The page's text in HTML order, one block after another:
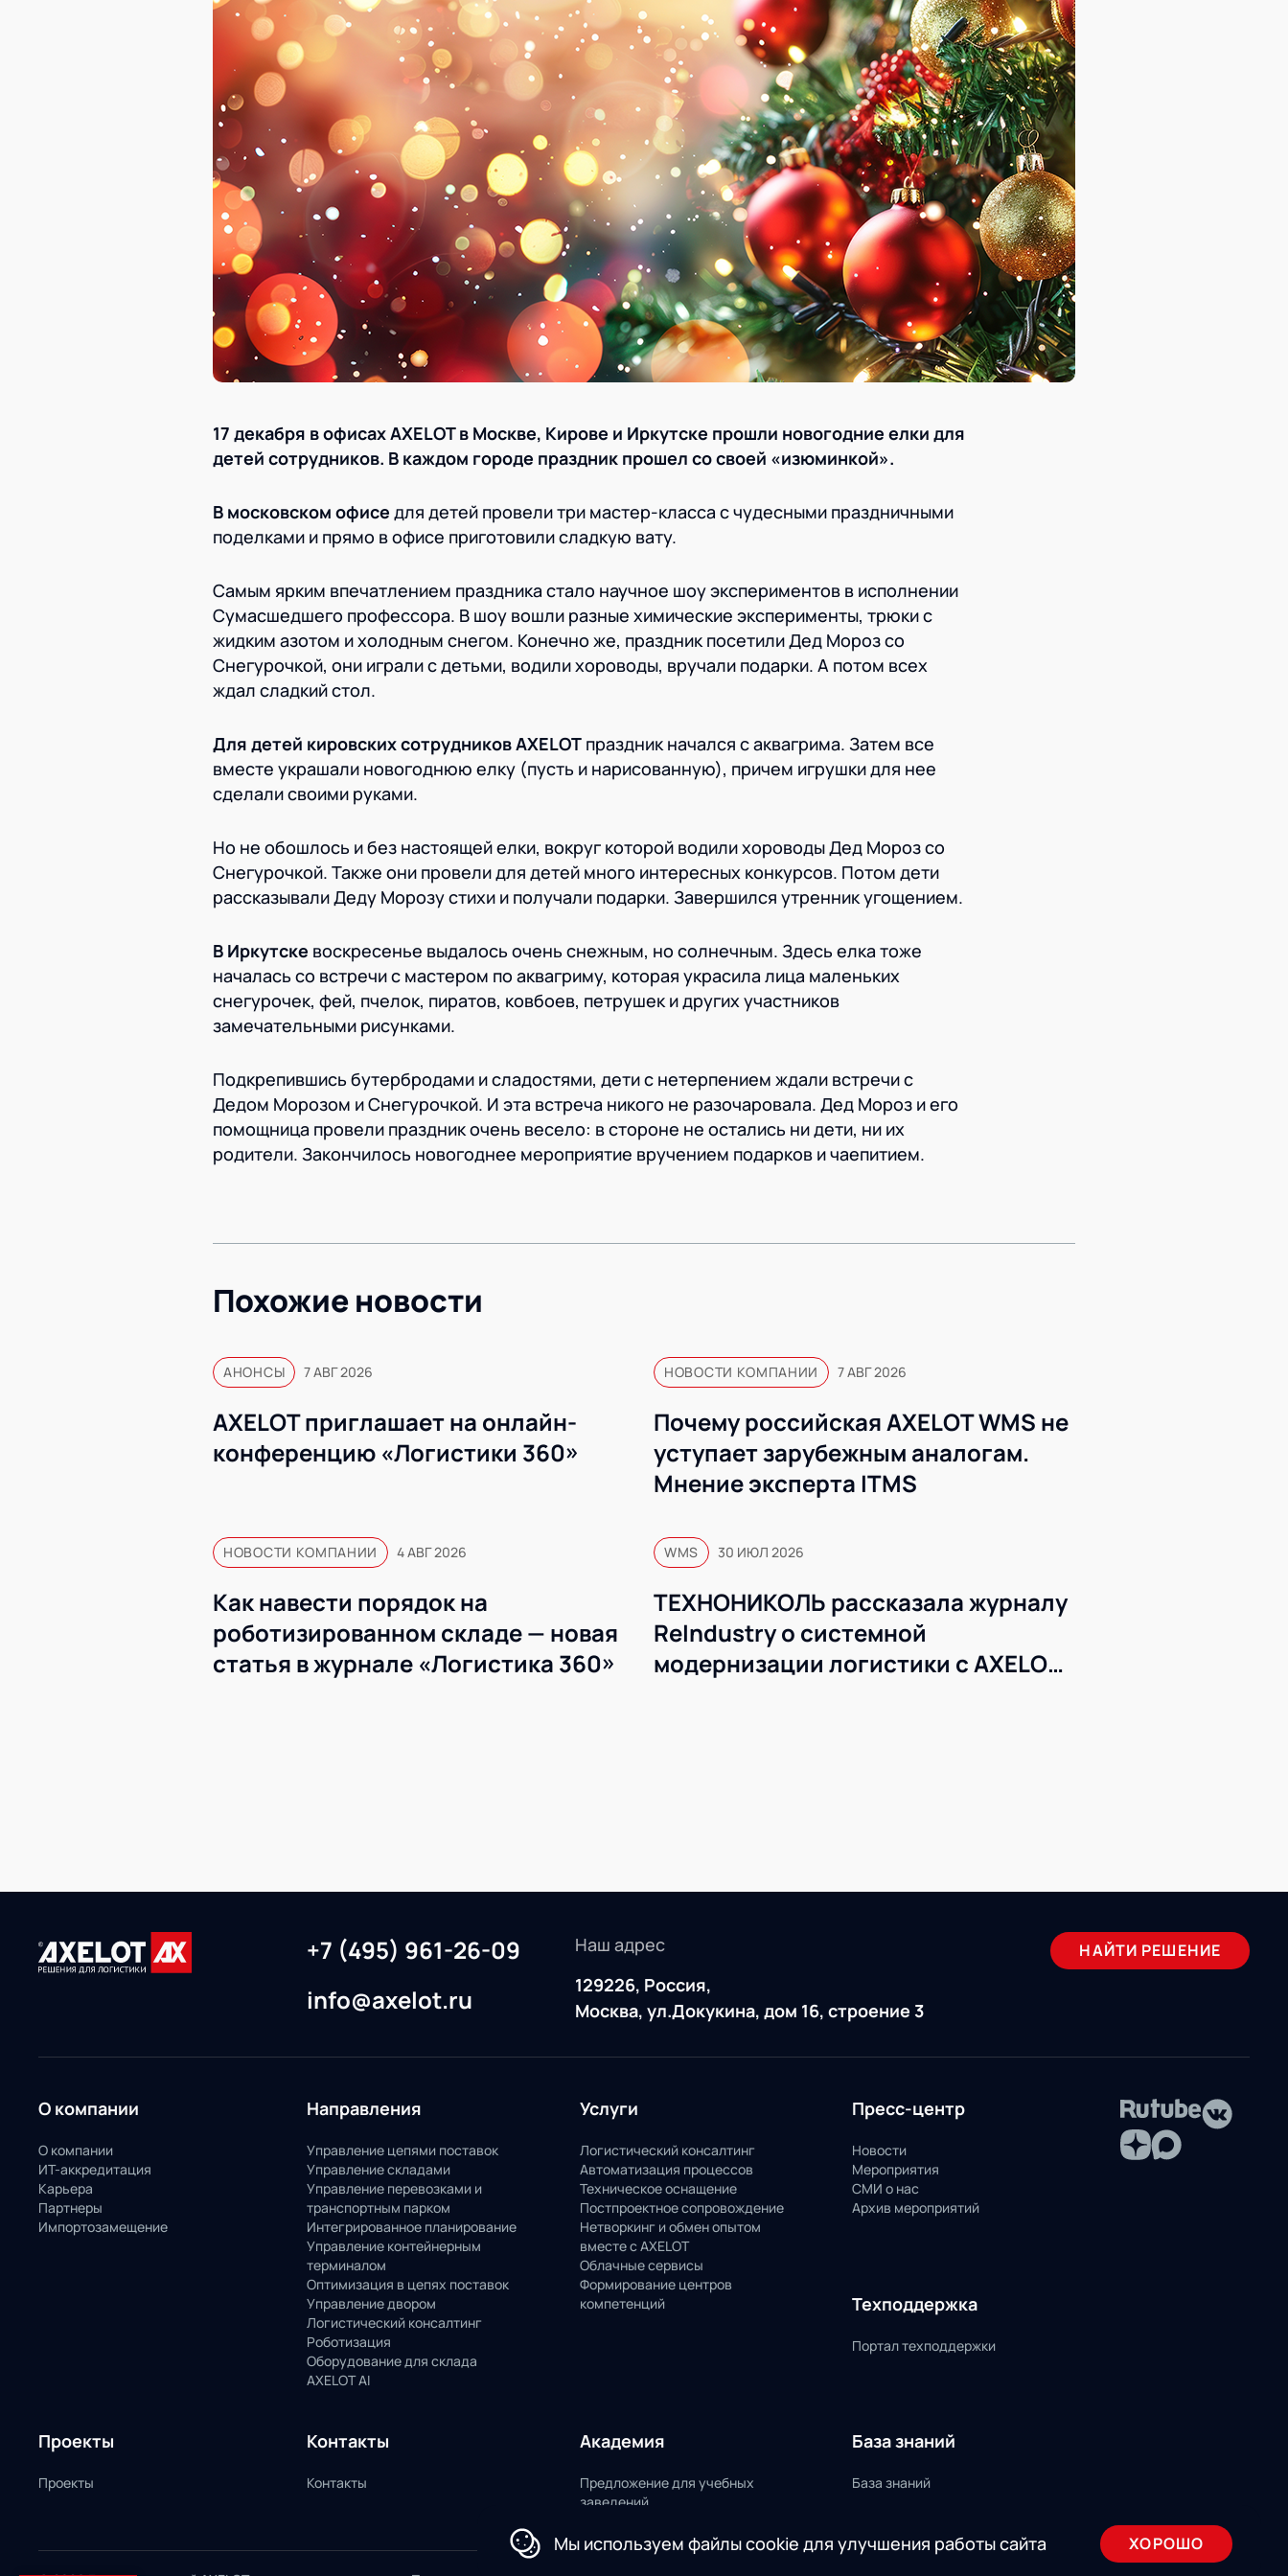
AXELOT AI
Контакты
Контакты
Академия
Предложение для учебных
заведений
База знаний
База знаний
17 декабря в офисах AXELOT в Москве, Кирове и Иркутске прошли новогодние елки для
детей сотрудников. В каждом городе праздник прошел со своей «изюминкой».
В московском офисе для детей провели три мастер-класса с чудесными праздничными
поделками и прямо в офисе приготовили сладкую вату.
Самым ярким впечатлением праздника стало научное шоу экспериментов в исполнении
Сумасшедшего профессора. В шоу вошли разные химические эксперименты, трюки с
жидким азотом и холодным снегом. Конечно же, праздник посетили Дед Мороз со
Снегурочкой, они играли с детьми, водили хороводы, вручали подарки. А потом всех
ждал сладкий стол.
Для детей кировских сотрудников AXELOT праздник начался с аквагрима. Затем все
вместе украшали новогоднюю елку (пусть и нарисованную), причем игрушки для нее
сделали своими руками.
Но не обошлось и без настоящей елки, вокруг которой водили хороводы Дед Мороз со
Снегурочкой. Также они провели для детей много интересных конкурсов. Потом дети
рассказывали Деду Морозу стихи и получали подарки. Завершился утренник угощением.
В Иркутске воскресенье выдалось очень снежным, но солнечным. Здесь елка тоже
началась со встречи с мастером по аквагриму, которая украсила лица маленьких
снегурочек, фей, пчелок, пиратов, ковбоев, петрушек и других участников
замечательными рисунками.
Подкрепившись бутербродами и сладостями, дети с нетерпением ждали встречи с
Дедом Морозом и Снегурочкой. И эта встреча никого не разочаровала. Дед Мороз и его
помощница провели праздник очень весело: в стороне не остались ни дети, ни их
родители. Закончилось новогоднее мероприятие вручением подарков и чаепитием.
Похожие новости
АНОНСЫ 7 АВГ 2026
AXELOT приглашает на онлайн-
конференцию «Логистики 360»
НОВОСТИ КОМПАНИИ 7 АВГ 2026
Почему российская AXELOT WMS не
уступает зарубежным аналогам.
Мнение эксперта ITMS
НОВОСТИ КОМПАНИИ 4 АВГ 2026
Как навести порядок на
роботизированном складе — новая
статья в журнале «Логистика 360»
WMS 30 ИЮЛ 2026
ТЕХНОНИКОЛЬ рассказала журналу
ReIndustry о системной
модернизации логистики с AXELOT
+7 (495) 961-26-09
info@axelot.ru
Наш адрес
129226, Россия,
Москва, ул.Докукина, дом 16, строение 3
НАЙТИ РЕШЕНИЕ
О компании
О компании
ИТ-аккредитация
Карьера
Партнеры
Импортозамещение
Направления
Управление цепями поставок
Управление складами
Управление перевозками и
транспортным парком
Интегрированное планирование
Управление контейнерным
терминалом
Оптимизация в цепях поставок
Управление двором
Логистический консалтинг
Роботизация
Оборудование для склада
AXELOT AI
Услуги
Логистический консалтинг
Автоматизация процессов
Техническое оснащение
Постпроектное сопровождение
Нетворкинг и обмен опытом
вместе с AXELOT
Облачные сервисы
Формирование центров
компетенций
Пресс-центр
Новости
Мероприятия
СМИ о нас
Архив мероприятий
Техподдержка
Портал техподдержки
Проекты
Проекты
Контакты
Контакты
Академия
Предложение для учебных
заведений
База знаний
База знаний
Мы используем файлы cookie для улучшения работы сайта ХОРОШО